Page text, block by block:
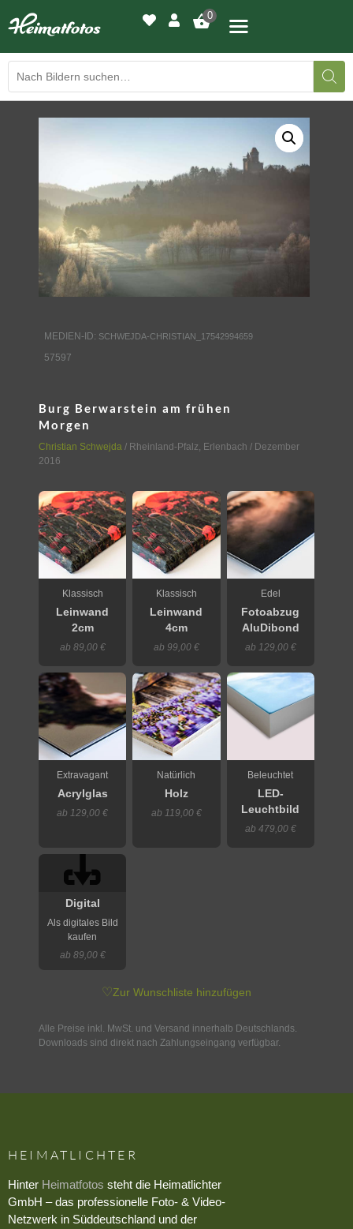
0
DRUCKQUALITÄTEN
LED-LEUCHTBILDER
WIR DRUCKEN IHR BILD
AUSSTELLUNGEN
KONTAKT
MEDIEN-ID: SCHWEJDA-CHRISTIAN_17542994659
57597
Burg Berwarstein am frühen
Morgen
Christian Schwejda / Rheinland-Pfalz Erlenbach / Dezember
2016
Klassisch
Leinwand
2cm
ab 89,00 €
Klassisch
Leinwand
4cm
ab 99,00 €
Edel
Fotoabzug
AluDibond
ab 129,00 €
Extravagant
Acrylglas
ab 129,00 €
Natürlich
Holz
ab 119,00 €
Beleuchtet
LED-
Leuchtbild
ab 479,00 €
Digital
Als digitales Bild
kaufen
ab 89,00 €
♡Zur Wunschliste hinzufügen
Alle Preise inkl. MwSt. und Versand innerhalb Deutschlands.
Downloads sind direkt nach Zahlungseingang verfügbar.
HEIMATLICHTER
Hinter Heimatfotos steht die Heimatlichter
GmbH – das professionelle Foto- & Video-
Netzwerk in Süddeutschland und der